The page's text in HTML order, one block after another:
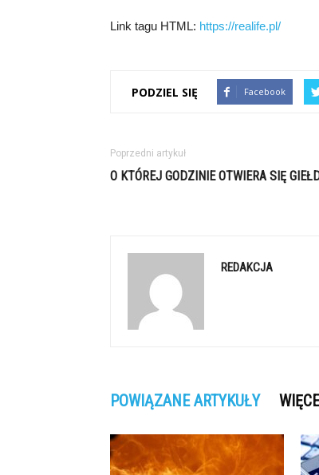
Link tagu HTML: https://realife.pl/
PODZIEL SIĘ Facebook
Poprzedni artykuł
O KTÓREJ GODZINIE OTWIERA SIĘ
REDAKCJA
POWIĄZANE ARTYKUŁY